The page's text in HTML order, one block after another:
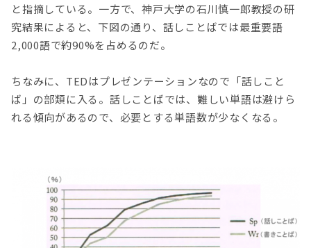
と指摘している。一方で、神戸大学の石川慎一郎教授の研
究結果によると、下図の通り、話しことばでは最重要語
2,000語で約90%を占めるのだ。
ちなみに、TEDはプレゼンテーションなので「話しこと
ば」の部類に入る。話しことばでは、難しい単語は避けら
れる傾向があるので、必要とする単語数が少なくなる。